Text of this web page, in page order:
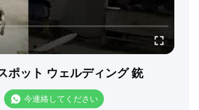
ポット ウェルディング 銃
今連絡してください